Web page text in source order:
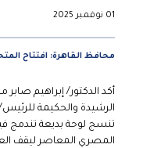
01 نوفمبر 2025
محافظ القاهرة: افتتاح
أكد الدكتور/ إبراهيم
الرشيدة والحكيمة
تنسج لوحة بديعة تندمج
المصري المعاصر ليقف